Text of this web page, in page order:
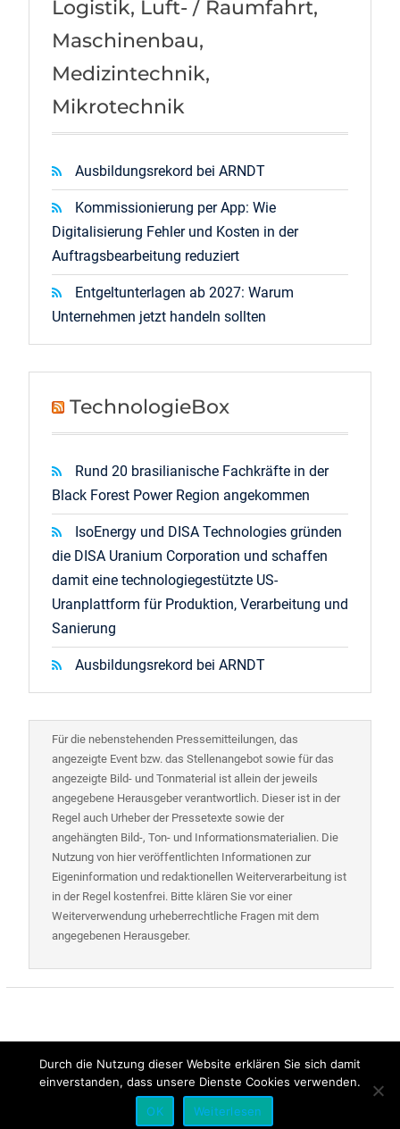
Logistik, Luft- / Raumfahrt,
Maschinenbau,
Medizintechnik,
Mikrotechnik
Ausbildungsrekord bei ARNDT
Kommissionierung per App: Wie
Digitalisierung Fehler und Kosten in der
Auftragsbearbeitung reduziert
Entgeltunterlagen ab 2027: Warum
Unternehmen jetzt handeln sollten
TechnologieBox
Rund 20 brasilianische Fachkräfte in der
Black Forest Power Region angekommen
IsoEnergy und DISA Technologies gründen
die DISA Uranium Corporation und schaffen
damit eine technologiegestützte US-
Uranplattform für Produktion, Verarbeitung und
Sanierung
Ausbildungsrekord bei ARNDT
Für die nebenstehenden Pressemitteilungen, das
angezeigte Event bzw. das Stellenangebot sowie für das
angezeigte Bild- und Tonmaterial ist allein der jeweils
angegebene Herausgeber verantwortlich. Dieser ist in der
Regel auch Urheber der Pressetexte sowie der
angehängten Bild-, Ton- und Informationsmaterialien. Die
Nutzung von hier veröffentlichten Informationen zur
Eigeninformation und redaktionellen Weiterverarbeitung ist
in der Regel kostenfrei. Bitte klären Sie vor einer
Weiterverwendung urheberrechtliche Fragen mit dem
angegebenen Herausgeber.
Alle Rechte vorbehalten | Presse-Control
Durch die Nutzung dieser Website erklären Sie sich damit
einverstanden, dass unsere Dienste Cookies verwenden.
OK Weiterlesen